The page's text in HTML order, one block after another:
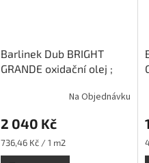
Barlinek Dub BRIGHT
GRANDE oxidační olej ;
Na Objednávku
2 040 Kč
Měrná
cena:
736,46 Kč / 1 m2